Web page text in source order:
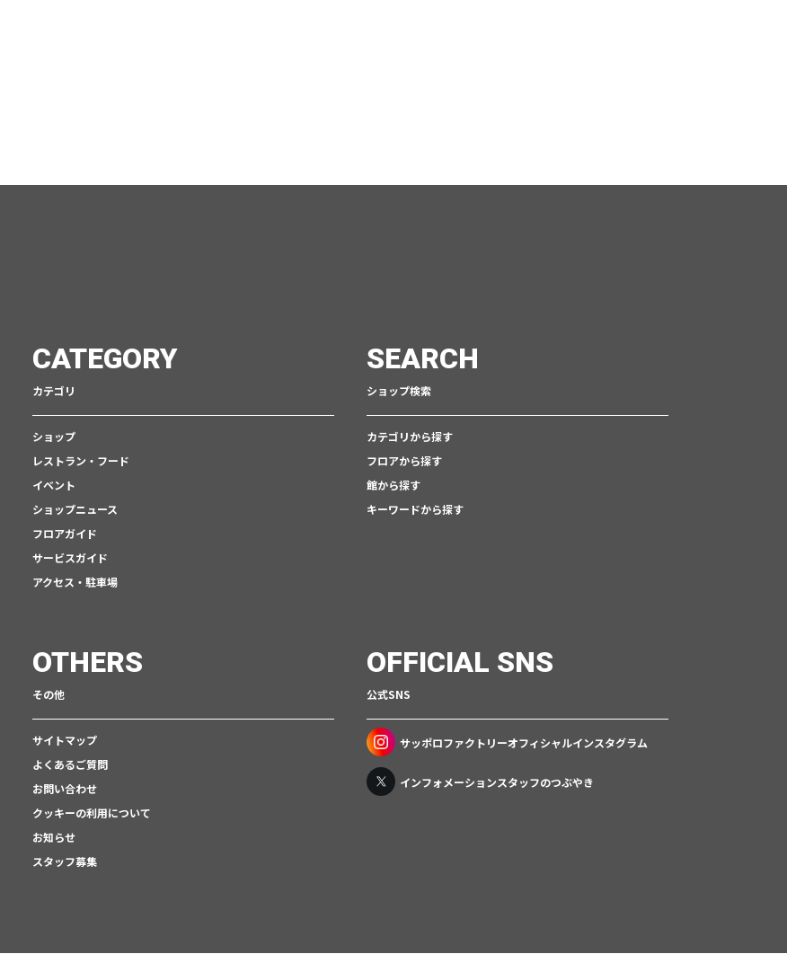
CATEGORY
カテゴリ
ショップ
レストラン・フード
イベント
ショップニュース
フロアガイド
サービスガイド
アクセス・駐車場
SEARCH
ショップ検索
カテゴリから探す
フロアから探す
館から探す
キーワードから探す
OTHERS
その他
サイトマップ
よくあるご質問
お問い合わせ
クッキーの利用について
お知らせ
スタッフ募集
OFFICIAL SNS
公式SNS
サッポロファクトリーオフィシャルインスタグラム
インフォメーションスタッフのつぶやき